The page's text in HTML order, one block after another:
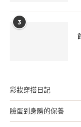
3
彩妝穿搭日記
臉蛋到身體的保養